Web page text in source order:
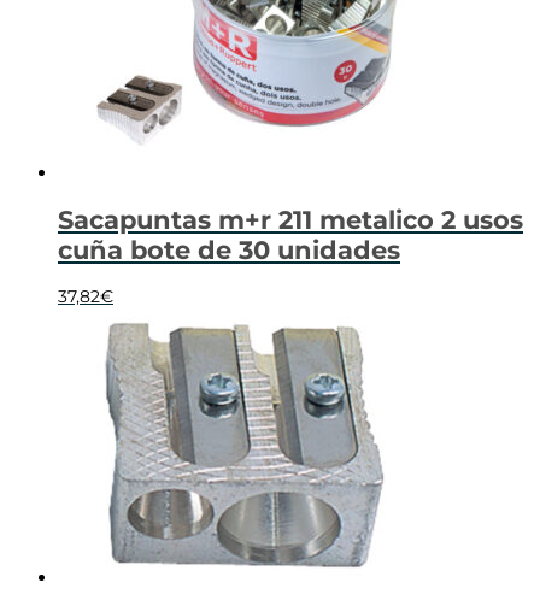
Sacapuntas m+r 211 metalico 2 usos
cuña bote de 30 unidades
37,82€